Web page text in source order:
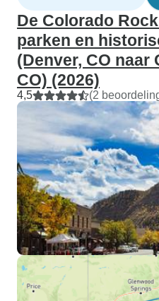
De Colorado
parken en
(Denver, CO naar
CO) (2026)
4,5 (2